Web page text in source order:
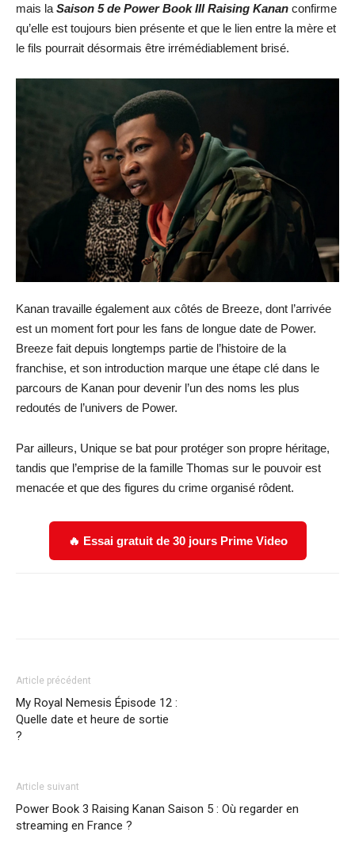
mais la Saison 5 de Power Book III Raising Kanan confirme
qu’elle est toujours bien présente et que le lien entre la mère et
le fils pourrait désormais être irrémédiablement brisé.
Kanan travaille également aux côtés de Breeze, dont l’arrivée
est un moment fort pour les fans de longue date de Power.
Breeze fait depuis longtemps partie de l’histoire de la
franchise, et son introduction marque une étape clé dans le
parcours de Kanan pour devenir l’un des noms les plus
redoutés de l’univers de Power.
Par ailleurs, Unique se bat pour protéger son propre héritage,
tandis que l’emprise de la famille Thomas sur le pouvoir est
menacée et que des figures du crime organisé rôdent.
🔥 Essai gratuit de 30 jours Prime Video
Article précédent
My Royal Nemesis Épisode 12 :
Quelle date et heure de sortie
?
Article suivant
Power Book 3 Raising Kanan Saison 5 : Où regarder en
streaming en France ?